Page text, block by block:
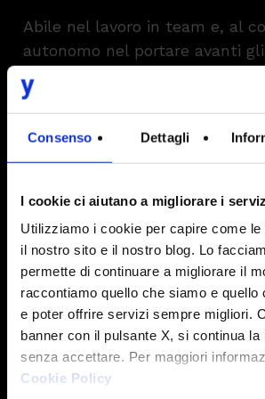
Consenso Dettagli
I cookie ci aiutano a migliorare i
Utilizziamo i cookie per capire come le
il nostro sito e il nostro blog. Lo
permette di continuare a migliorare il
raccontiamo quello che siamo e quello
e poter offrire servizi sempre migliori.
banner con il pulsante X, si continua la
senza accettare. Per maggiori
Cookie Policy
Abile nel lavoro in team e, al
autonomo nel portare avanti
lavorativi e di progetto.
Relazionale
Curiosità e desiderio
Intesys cerca talenti che
imparare, affamati di novità e
testare nuove soluzioni,
orientati alla soluzione dei